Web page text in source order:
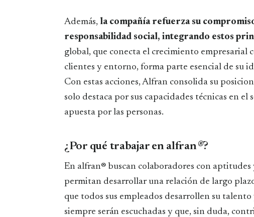
Además, la compañía refuerza su
responsabilidad social, integrando estos
global, que conecta el crecimiento empresarial
clientes y entorno, forma parte esencial de su
Con estas acciones, Alfran consolida su
solo destaca por sus capacidades técnicas en
apuesta por las personas.
¿Por qué trabajar en alfran®?
En alfran® buscan colaboradores con
permitan desarrollar una relación de largo
que todos sus empleados desarrollen su
siempre serán escuchadas y que, sin duda,